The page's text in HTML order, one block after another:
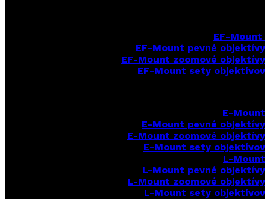
EF-Mount
EF-Mount pevné objektívy
EF-Mount zoomové objektívy
EF-Mount sety objektívov
E-Mount
E-Mount pevné objektívy
E-Mount zoomové objektívy
E-Mount sety objektívov
L-Mount
L-Mount pevné objektívy
L-Mount zoomové objektívy
L-Mount sety objektívov